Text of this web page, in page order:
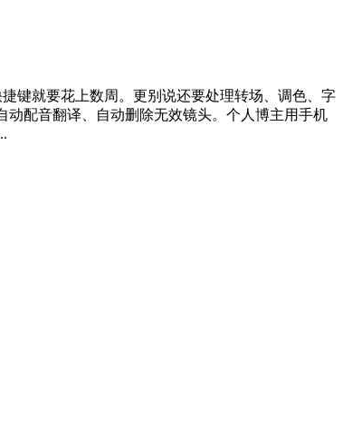
键就要花上数周。更别说还要处理转场、调色、字
配音翻译、自动删除无效镜头。个人博主用手机